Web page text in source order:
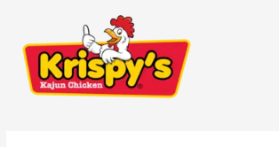
content